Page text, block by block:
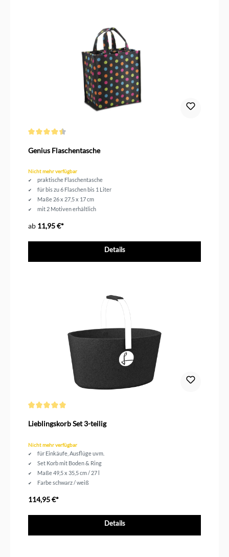
Genius Flaschentasche
Nicht mehr verfügbar
praktische Flaschentasche
für bis zu 6 Flaschen bis 1 Liter
Maße 26 x 27,5 x 17 cm
mit 2 Motiven erhältlich
ab 11,95 €*
Details
Lieblingskorb Set 3-teilig
Nicht mehr verfügbar
für Einkäufe, Ausflüge uvm.
Set Korb mit Boden & Ring
Maße 49,5 x 35,5 cm / 27 l
Farbe schwarz / weiß
114,95 €*
Details